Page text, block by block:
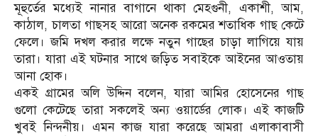
মূহুর্তের মধ্যেই নানার বাগানে থাকা মেহগুনী, একাশী, আম,
কাঠাল, চালতা গাছসহ আরো অনেক রকমের শতাধিক গাছ কেটে
ফেলে। জমি দখল করার লক্ষে নতুন গাছের চাড়া লাগিয়ে যায়
তারা। যারা এই ঘটনার সাথে জড়িত সবাইকে আইনের আওতায়
আনা হোক।
একই গ্রামের অলি উদ্দিন বলেন, যারা আমির হোসেনের গাছ
গুলো কেটেছে তারা সকলেই অন্য ওয়ার্ডের লোক। এই কাজটি
খুবই নিন্দনীয়। এমন কাজ যারা করেছে আমরা এলাকাবাসী